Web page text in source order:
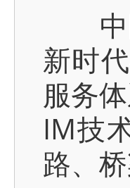
中
新时
服务
IM技
路、